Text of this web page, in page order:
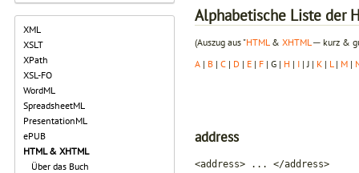
XML
XSLT
XPath
XSL-FO
WordML
SpreadsheetML
PresentationML
ePUB
HTML & XHTML
Über das Buch
Alphabetische Liste der
(Auszug aus "HTML & XHTML ─ kurz &
A | B | C | D | E | F | G | H | I | J | K | L | M |
address
<address> ... </address>